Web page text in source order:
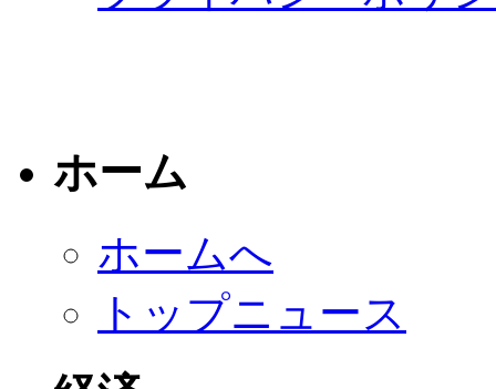
ホーム
ホームへ
トップニュース